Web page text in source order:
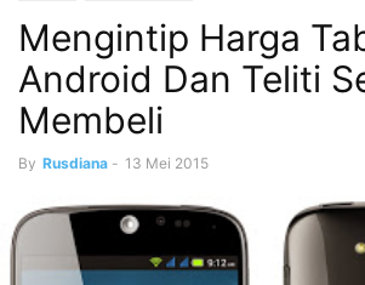
Mengintip Harga
Android Dan Teliti
Membeli
By Rusdiana - 13 Mei 2015